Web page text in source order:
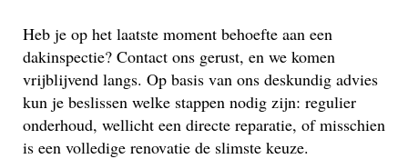
Heb je op het laatste moment behoefte aan een
dakinspectie? Contact ons gerust, en we komen
vrijblijvend langs. Op basis van ons deskundig advies
kun je beslissen welke stappen nodig zijn: regulier
onderhoud, wellicht een directe reparatie, of misschien
is een volledige renovatie de slimste keuze.